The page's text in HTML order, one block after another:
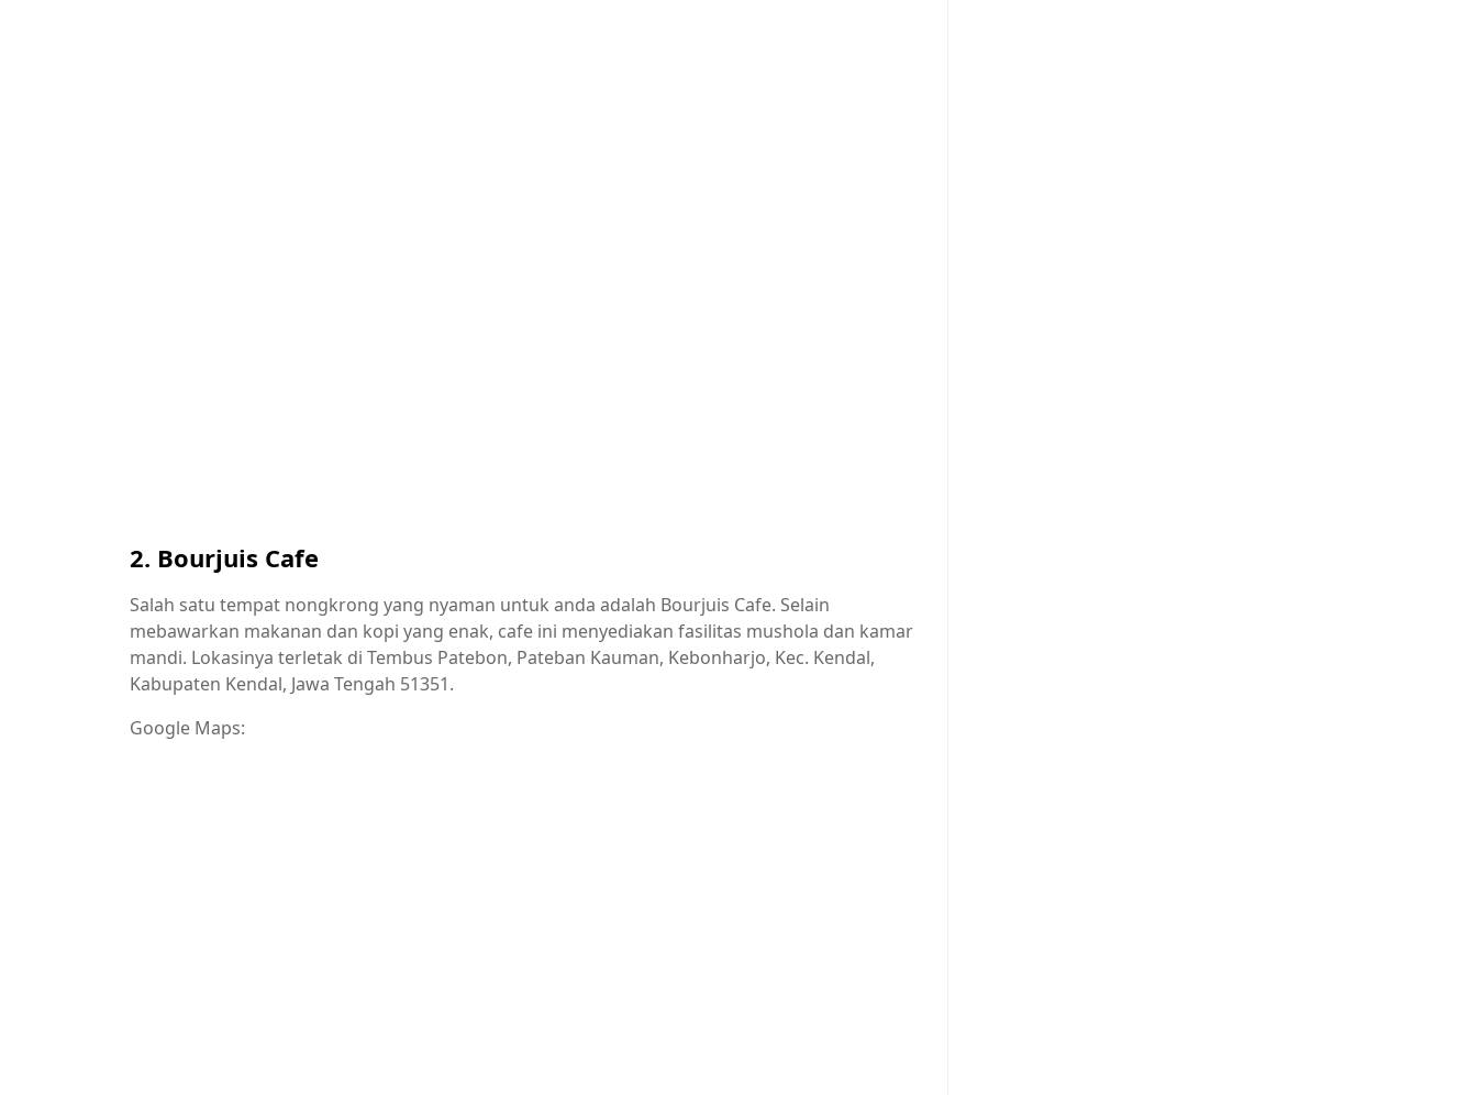
2. Bourjuis Cafe
Salah satu tempat nongkrong yang nyaman untuk anda adalah Bourjuis Cafe. Selain
mebawarkan makanan dan kopi yang enak, cafe ini menyediakan fasilitas mushola dan kamar
mandi. Lokasinya terletak di Tembus Patebon, Pateban Kauman, Kebonharjo, Kec. Kendal,
Kabupaten Kendal, Jawa Tengah 51351.
Google Maps: